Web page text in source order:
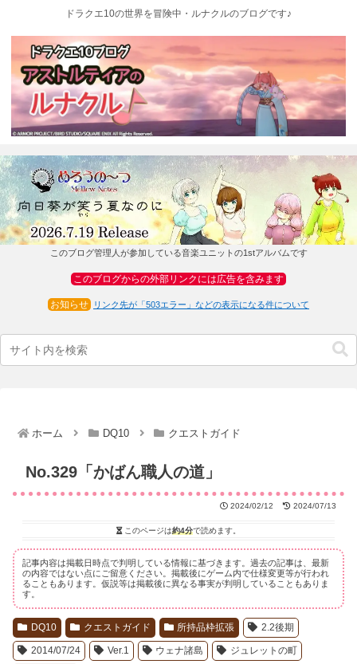
ドラクエ10の世界を冒険中・ルナクルのブログです♪
このブログ管理人が参加している音楽ユニットの1stアルバムです
このブログからの外部リンクには広告を含みます
お知らせ リンク先が「503エラー」などの表示になる件について
ホーム DQ10 クエストガイド
No.329「かばん職人の道」
2024/02/12 2024/07/13
このページは約4分で読めます。
記事内容は掲載日時点で判明している情報に基づきます。過去の記事は、最新
の内容ではない点にご留意ください。掲載後にゲーム内で仕様変更等が行われ
ることもあります。仮説等は掲載後に異なる事実が判明していることもありま
す。
DQ10 クエストガイド 所持品枠拡張 2.2後期
2014/07/24 Ver.1 ウェナ諸島 ジュレットの町